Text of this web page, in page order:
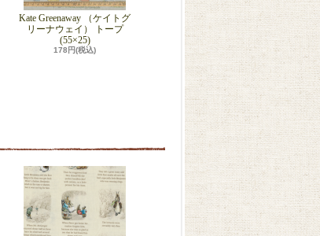
Kate Greenaway （ケイトグ
リーナウェイ） トープ
(55×25)
178円(税込)